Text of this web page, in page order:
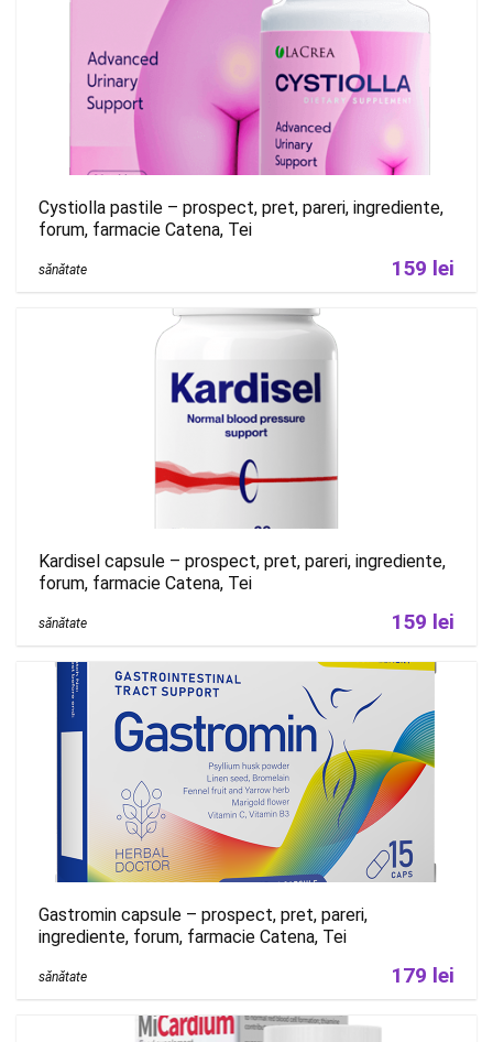
Cystiolla pastile – prospect, pret, pareri, ingrediente,
forum, farmacie Catena, Tei
sănătate 159 lei
Kardisel capsule – prospect, pret, pareri, ingrediente,
forum, farmacie Catena, Tei
sănătate 159 lei
Gastromin capsule – prospect, pret, pareri,
ingrediente, forum, farmacie Catena, Tei
sănătate 179 lei